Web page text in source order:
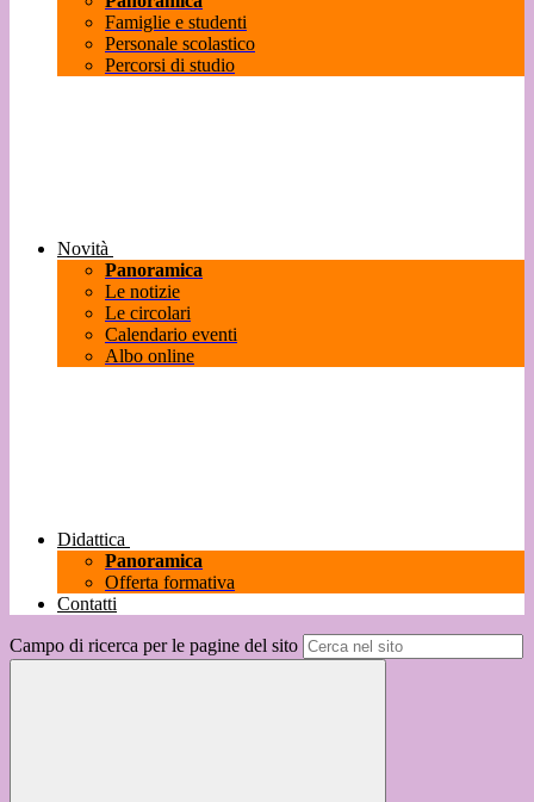
Famiglie e studenti
Personale scolastico
Percorsi di studio
Novità
Panoramica
Le notizie
Le circolari
Calendario eventi
Albo online
Didattica
Panoramica
Offerta formativa
Contatti
Campo di ricerca per le pagine del sito